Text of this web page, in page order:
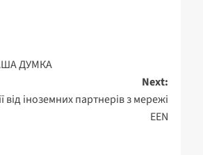
ДУМКА
Next:
від іноземних партнерів з мережі
EEN